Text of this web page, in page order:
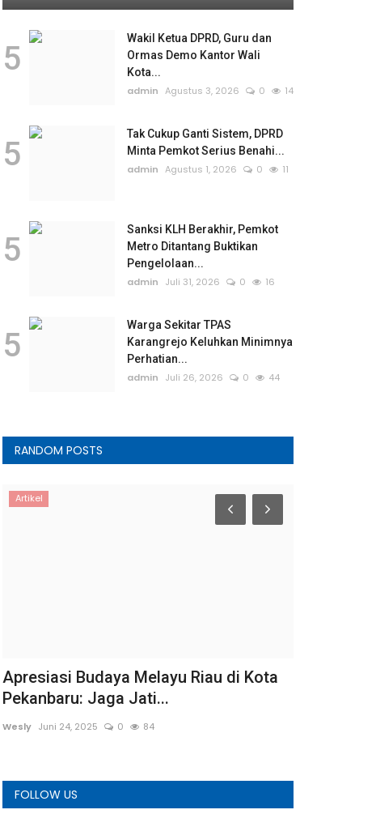
5
Wakil Ketua DPRD, Guru dan
Ormas Demo Kantor Wali
Kota...
admin Agustus 3, 2026 0 14
5
Tak Cukup Ganti Sistem, DPRD
Minta Pemkot Serius Benahi...
admin Agustus 1, 2026 0 11
5
Sanksi KLH Berakhir, Pemkot
Metro Ditantang Buktikan
Pengelolaan...
admin
Juli 31, 2026 0 16
5
Warga Sekitar TPAS
Karangrejo Keluhkan Minimnya
Perhatian...
admin
Juli 26, 2026 0 44
RANDOM POSTS
Artikel
Apresiasi Budaya Melayu Riau di Kota
Pekanbaru: Jaga Jati...
Wesly Juni 24, 2025 0 84
FOLLOW US